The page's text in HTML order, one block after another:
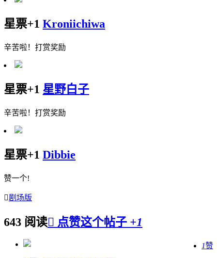
星票+1 Kroniichiwa
辛苦啦！打赏奖励
星票+1 星野白子
辛苦啦！打赏奖励
星票+1 Dibbie
赞一个!
剧场版
643 阅读 点赞这个帖子 +1
1赞